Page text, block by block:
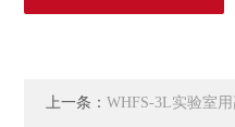
上一条：WHFS-3L实验室